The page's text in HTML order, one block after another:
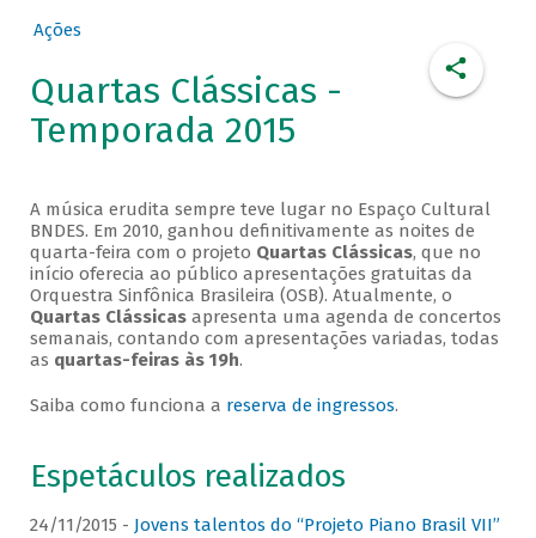
Ações
Quartas Clássicas -
Temporada 2015
A música erudita sempre teve lugar no Espaço Cultural
BNDES. Em 2010, ganhou definitivamente as noites de
quarta-feira com o projeto Quartas Clássicas, que no
início oferecia ao público apresentações gratuitas da
Orquestra Sinfônica Brasileira (OSB). Atualmente, o
Quartas Clássicasapresenta uma agenda de concertos
semanais, contando com apresentações variadas, todas
as quartas-feiras às 19h.
Saiba como funciona a reserva de ingressos.
Espetáculos realizados
24/11/2015 - Jovens talentos do “Projeto Piano Brasil VII”